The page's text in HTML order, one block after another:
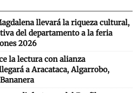
llevará la riqueza cultural,
del departamento a la feria
2026
la lectura con alianza
a Aracataca, Algarrobo,